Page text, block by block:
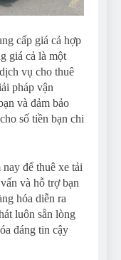
cấp giá cả hợp
giá cả là một
vụ cho thuê
pháp vận
và đảm bảo
số tiền bạn chi
để thuê xe tải
và hỗ trợ bạn
hóa diễn ra
luôn sẵn lòng
đáng tin cậy